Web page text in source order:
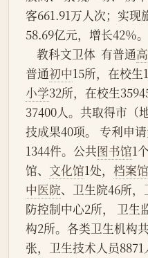
客661.91万人次；实现
58.69亿元，增长42％。
    教科文卫体  有普通
普通初中15所，在校生
小学32所，在校生
37400人。共取得市（
技成果40项。 专利申
1344件。公共图书馆1个
馆、 文化馆1处， 档案馆
中医院、卫生院46所，
防控制中心2所， 卫生
构2所。各类卫生机构
张，卫生技术人员